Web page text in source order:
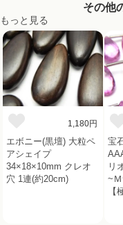
その他
もっと見る
1,180円
エボニー(黒壇) 大粒ペ
アシェイプ
34×18×10mm クレオ
穴 1連(約20cm)
宝
リ
~
【